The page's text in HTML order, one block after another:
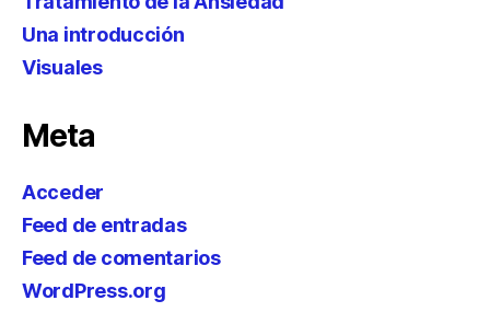
Una introducción
Visuales
Meta
Acceder
Feed de entradas
Feed de comentarios
WordPress.org